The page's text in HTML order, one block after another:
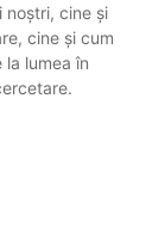
noștri, cine și
cine și cum
lumea în